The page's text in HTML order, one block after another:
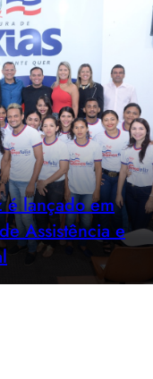
é lançado em
Assistência e